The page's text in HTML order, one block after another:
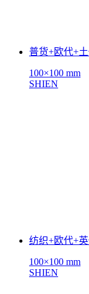
普货+欧代+
100×100 mm
SHIEN
纺织+欧代+
100×100 mm
SHIEN